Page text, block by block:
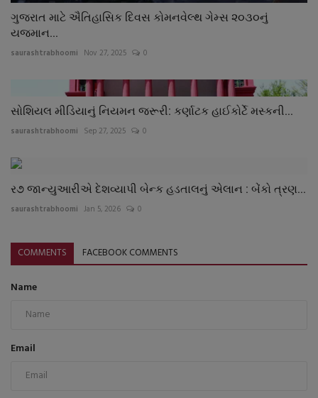
ગુજરાત માટે ઐતિહાસિક દિવસ કોમનવેલ્થ ગેમ્સ ૨૦૩૦નું
યજમાન...
saurashtrabhoomi Nov 27, 2025 0
સોશિયલ મીડિયાનું નિયમન જરૂરી: કર્ણાટક હાઈકોર્ટે મસ્કની...
saurashtrabhoomi Sep 27, 2025 0
ર૭ જાન્યુઆરીએ દેશવ્યાપી બેન્ક હડતાલનું એલાન : બેંકો ત્રણ...
saurashtrabhoomi Jan 5, 2026 0
COMMENTS FACEBOOK COMMENTS
Name
Email